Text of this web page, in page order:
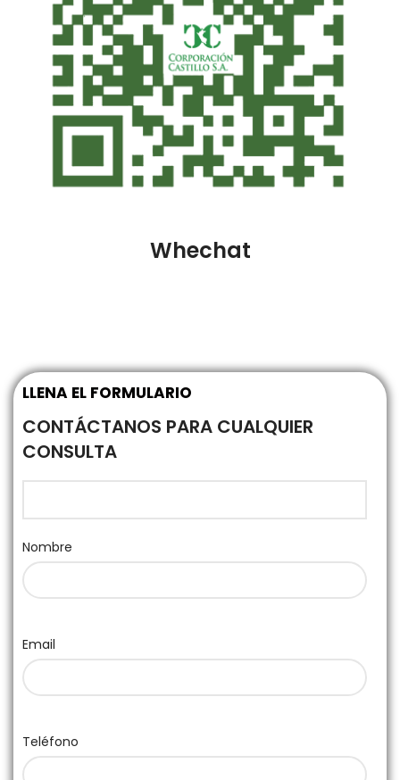
Whechat
LLENA EL FORMULARIO
CONTÁCTANOS PARA CUALQUIER
CONSULTA
Nombre
Email
Teléfono